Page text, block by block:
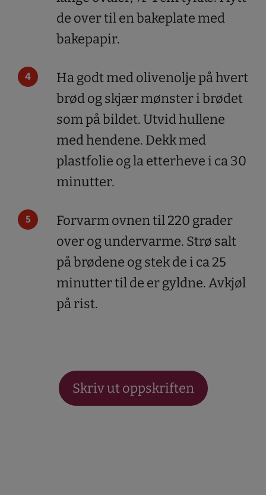
de over til en bakeplate med
bakepapir.
Ha godt med olivenolje på hvert
brød og skjær mønster i brødet
som på bildet. Utvid hullene
med hendene. Dekk med
plastfolie og la etterheve i ca 30
minutter.
Forvarm ovnen til 220 grader
over og undervarme. Strø salt
på brødene og stek de i ca 25
minutter til de er gyldne. Avkjøl
på rist.
Skriv ut oppskriften